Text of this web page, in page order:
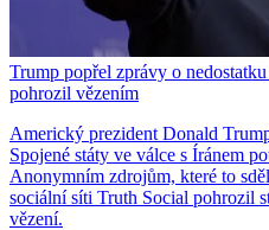
Trump popřel zprávy o
pohrozil vězením
Americký prezident Donald
Spojené státy ve válce s Íránem
Anonymním zdrojům, které to
sociální síti Truth Social pohrozil
vězení.